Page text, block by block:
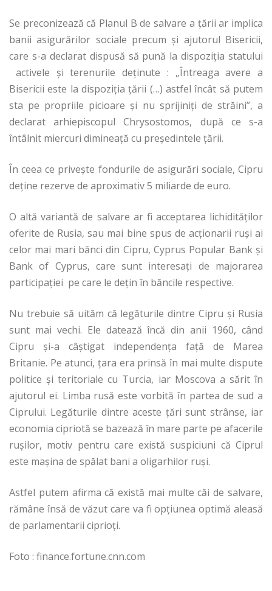
Se preconizează că Planul B de salvare a țării ar implica
banii asigurărilor sociale precum și ajutorul Bisericii,
care s-a declarat dispusă să pună la dispoziția statului
activele și terenurile deținute : „Întreaga avere a
Bisericii este la dispoziţia ţării (…) astfel încât să putem
sta pe propriile picioare şi nu sprijiniţi de străini”, a
declarat arhiepiscopul Chrysostomos, după ce s-a
întâlnit miercuri dimineaţă cu preşedintele ţării.
În ceea ce privește fondurile de asigurări sociale, Cipru
deține rezerve de aproximativ 5 miliarde de euro.
O altă variantă de salvare ar fi acceptarea lichidităților
oferite de Rusia, sau mai bine spus de acționarii ruși ai
celor mai mari bănci din Cipru, Cyprus Popular Bank şi
Bank of Cyprus, care sunt interesați de majorarea
participației pe care le dețin în băncile respective.
Nu trebuie să uităm că legăturile dintre Cipru și Rusia
sunt mai vechi. Ele datează încă din anii 1960, când
Cipru și-a câștigat independența față de Marea
Britanie. Pe atunci, țara era prinsă în mai multe dispute
politice și teritoriale cu Turcia, iar Moscova a sărit în
ajutorul ei. Limba rusă este vorbită în partea de sud a
Ciprului. Legăturile dintre aceste țări sunt strânse, iar
economia cipriotă se bazează în mare parte pe afacerile
rușilor, motiv pentru care există suspiciuni că Ciprul
este mașina de spălat bani a oligarhilor ruși.
Astfel putem afirma că există mai multe căi de salvare,
rămâne însă de văzut care va fi opțiunea optimă aleasă
de parlamentarii ciprioți.
Foto : finance.fortune.cnn.com